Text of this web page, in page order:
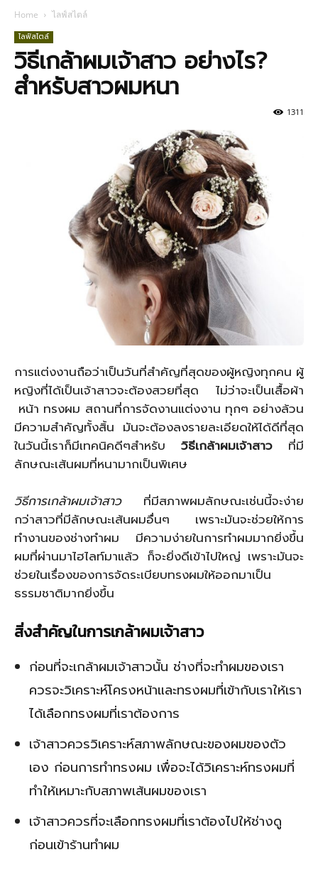
Home ไลฟ์สไตล์
ไลฟ์สไตล์
วิธีเกล้าผมเจ้าสาว อย่างไร?
สำหรับสาวผมหนา
1311
การแต่งงานถือว่าเป็นวันที่สำคัญที่สุดของผู้หญิงทุกคน ผู้
หญิงที่ได้เป็นเจ้าสาวจะต้องสวยที่สุด ไม่ว่าจะเป็นเสื้อผ้า
หน้า ทรงผม สถานที่การจัดงานแต่งงาน ทุกๆ อย่างล้วน
มีความสำคัญทั้งสิ้น มันจะต้องลงรายละเอียดให้ได้ดีที่สุด
ในวันนี้เราก็มีเทคนิคดีๆสำหรับ วิธีเกล้าผมเจ้าสาว ที่มี
ลักษณะเส้นผมที่หนามากเป็นพิเศษ
วิธีการเกล้าผมเจ้าสาวที่มีสภาพผมลักษณะเช่นนี้จะง่าย
กว่าสาวที่มีลักษณะเส้นผมอื่นๆ เพราะมันจะช่วยให้การ
ทำงานของช่างทำผม มีความง่ายในการทำผมมากยิ่งขึ้น
ผมที่ผ่านมาไฮไลท์มาแล้ว ก็จะยิ่งดีเข้าไปใหญ่ เพราะมันจะ
ช่วยในเรื่องของการจัดระเบียบทรงผมให้ออกมาเป็น
ธรรมชาติมากยิ่งขึ้น
สิ่งสำคัญในการเกล้าผมเจ้าสาว
ก่อนที่จะเกล้าผมเจ้าสาวนั้น ช่างที่จะทำผมของเรา
ควรจะวิเคราะห์โครงหน้าและทรงผมที่เข้ากับเราให้เรา
ได้เลือกทรงผมที่เราต้องการ
เจ้าสาวควรวิเคราะห์สภาพลักษณะของผมของตัว
เอง ก่อนการทำทรงผม เพื่อจะได้วิเคราะห์ทรงผมที่
ทำให้เหมาะกับสภาพเส้นผมของเรา
เจ้าสาวควรที่จะเลือกทรงผมที่เราต้องไปให้ช่างดู
ก่อนเข้าร้านทำผม